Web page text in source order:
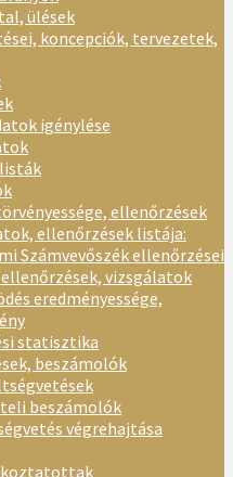
ülések
koncepciók, tervezetek,
igénylése
ellenőrzések
ellenőrzések listája:
Számvevőszék ellenőrzései
ellenőrzések, vizsgálatok
eredményessége,
statisztika
beszámolók
beszámolók
végrehajtása